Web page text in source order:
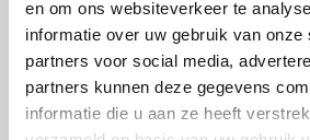
en om ons websiteverkeer te
informatie over uw gebruik van onze
partners voor social media,
partners kunnen deze gegevens
informatie die u aan ze heeft
> Verlanglijst
Klanten geven